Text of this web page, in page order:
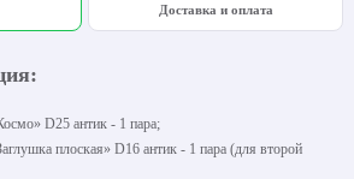
Доставка и оплата
D25 антик - 1 пара;
плоская» D16 антик - 1 пара (для второй